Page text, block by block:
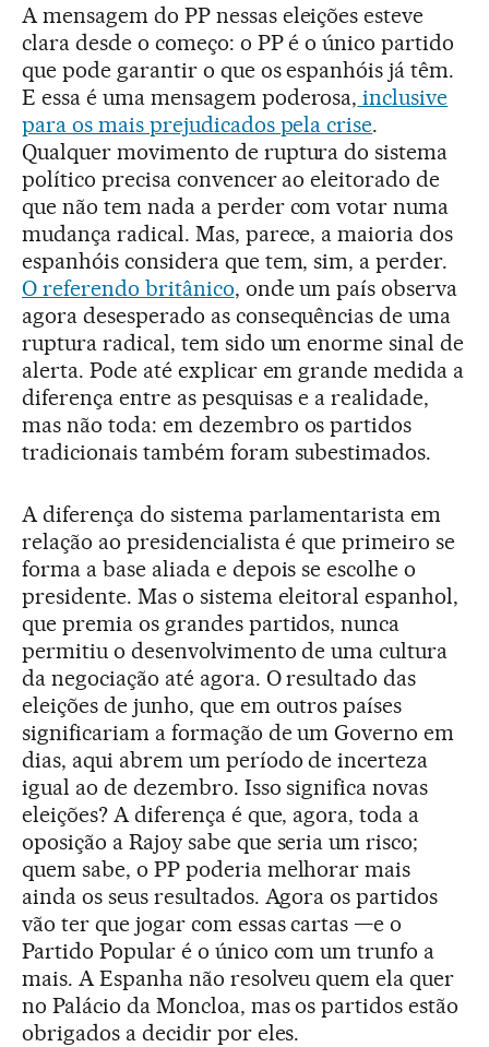
A mensagem do PP nessas eleições esteve
clara desde o começo: o PP é o único partido
que pode garantir o que os espanhóis já têm.
E essa é uma mensagem poderosa, inclusive
para os mais prejudicados pela crise.
Qualquer movimento de ruptura do sistema
político precisa convencer ao eleitorado de
que não tem nada a perder com votar numa
mudança radical. Mas, parece, a maioria dos
espanhóis considera que tem, sim, a perder.
O referendo britânico, onde um país observa
agora desesperado as consequências de uma
ruptura radical, tem sido um enorme sinal de
alerta. Pode até explicar em grande medida a
diferença entre as pesquisas e a realidade,
mas não toda: em dezembro os partidos
tradicionais também foram subestimados.
A diferença do sistema parlamentarista em
relação ao presidencialista é que primeiro se
forma a base aliada e depois se escolhe o
presidente. Mas o sistema eleitoral espanhol,
que premia os grandes partidos, nunca
permitiu o desenvolvimento de uma cultura
da negociação até agora. O resultado das
eleições de junho, que em outros países
significariam a formação de um Governo em
dias, aqui abrem um período de incerteza
igual ao de dezembro. Isso significa novas
eleições? A diferença é que, agora, toda a
oposição a Rajoy sabe que seria um risco;
quem sabe, o PP poderia melhorar mais
ainda os seus resultados. Agora os partidos
vão ter que jogar com essas cartas —e o
Partido Popular é o único com um trunfo a
mais. A Espanha não resolveu quem ela quer
no Palácio da Moncloa, mas os partidos estão
obrigados a decidir por eles.